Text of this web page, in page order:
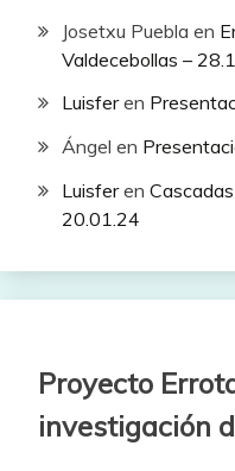
Josetxu Puebla en
Valdecebollas –
Luisferen
Ángel en
Luisferen
20.01.24
Proyecto
investigación